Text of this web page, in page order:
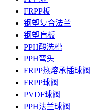
FRPP板
钢塑复合法兰
钢塑盲板
PPH酸洗槽
PPH弯头
FRPP热熔承插球阀
FRPP球阀
PVDF球阀
PPH法兰球阀